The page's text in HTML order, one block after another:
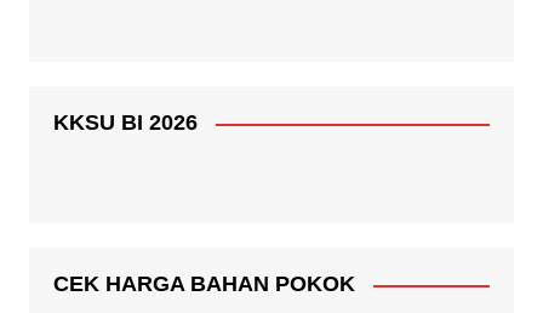
KKSU BI 2026
CEK HARGA BAHAN POKOK